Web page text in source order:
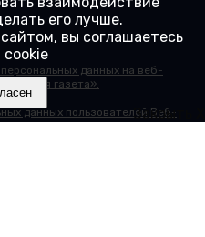
Закрыть X
данных на веб-
газета».
данных пользователей Веб-
его лучше.
вы соглашаетесь
cookie